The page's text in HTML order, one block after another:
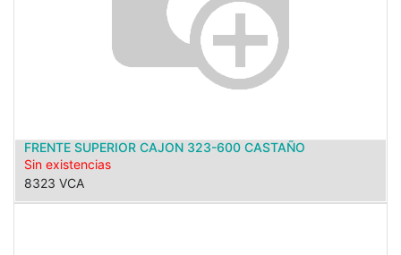
FRENTE SUPERIOR CAJON 323-600 CASTAÑO
Sin existencias
8323 VCA